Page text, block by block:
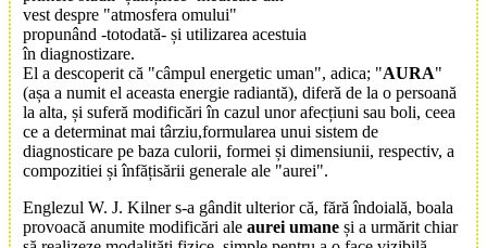
vest despre "atmosfera omului"
propunând -totodată- și utilizarea acestuia
în diagnostizare.
El a descoperit că "câmpul energetic uman", adica; "AURA"
(așa a numit el aceasta energie radiantă), diferă de la o persoană
la alta, și suferă modificări în cazul unor afecțiuni sau boli, ceea
ce a determinat mai târziu,formularea unui sistem de
diagnosticare pe baza culorii, formei și dimensiunii, respectiv, a
compozitiei și înfățisării generale ale "aurei".
Englezul W. J. Kilner s-a gândit ulterior că, fără îndoială, boala
provoacă anumite modificări ale aurei umane și a urmărit chiar